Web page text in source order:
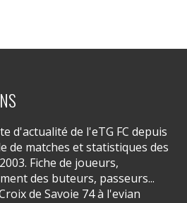
d'actualité de l'eTG FC depuis
de matches et statistiques des
Fiche de joueurs,
des buteurs, passeurs...
de Savoie 74 à l'evian